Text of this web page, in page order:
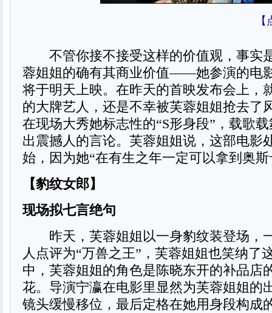
不管你接不接受这样的价值观，事实
蓉姐姐的确有其商业价值——她参演的电
将于明天上映。在昨天的首映发布会上，
的大牌艺人，还是不幸被芙蓉姐姐抢去了
在现场大秀她标志性的“S形身段”，载歌
出震撼人的言论。芙蓉姐姐说，这部电影
始，因为她“在有生之年一定可以拿到奥
【豹纹女郎】
现场拟七言绝句
昨天，芙蓉姐姐以一身豹纹装登场，
人点评为“万兽之王”，芙蓉姐姐也笑纳了
中，芙蓉姐姐的角色是陈晓东开的补品店
花。导演宁瀛在电影里显然为芙蓉姐姐的
镜头缓慢移位，最后定格在她用身段构成